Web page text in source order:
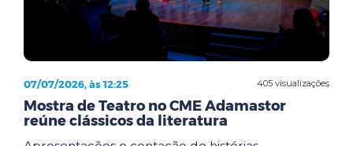
405 visualizações
07/07/2026, às 12:25
Mostra de Teatro no CME Adamastor
reúne clássicos da literatura